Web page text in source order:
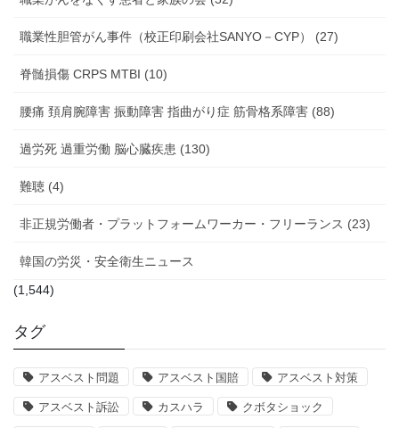
職業性胆管がん事件（校正印刷会社SANYO－CYP） (27)
脊髄損傷 CRPS MTBI (10)
腰痛 頚肩腕障害 振動障害 指曲がり症 筋骨格系障害 (88)
過労死 過重労働 脳心臓疾患 (130)
難聴 (4)
非正規労働者・プラットフォームワーカー・フリーランス (23)
韓国の労災・安全衛生ニュース
(1,544)
タグ
アスベスト問題 アスベスト国賠 アスベスト対策
アスベスト訴訟 カスハラ クボタショック